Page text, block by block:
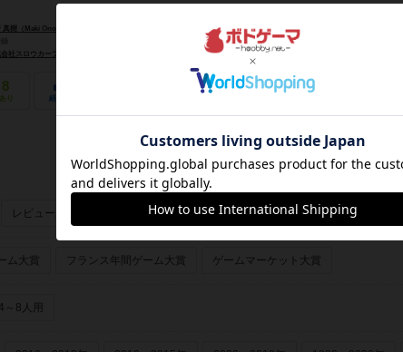
真樹（Maki Ono）
会社スロウカーブ（Slow Curve）
カラメルカラム（Caramel Column Inc.）
8
り 経験あり
22
大野 真樹（Maki Ono）
未登録
カラメルカラム（Caramel Column Inc.）
6
レビューあり
ム大賞 フランス年間ゲーム大賞 ゲームマーケット大賞
4～8人用